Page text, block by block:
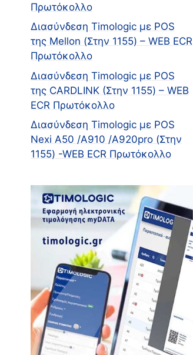
Πρωτόκολλο
Διασύνδεση Timologic με POS
της Mellon (Στην 1155) – WEB ECR
Πρωτόκολλο
Διασύνδεση Timologic με POS
της CARDLINK (Στην 1155) – WEB
ECR Πρωτόκολλο
Διασύνδεση Timologic με POS
Nexi A50 /A910 /Α920pro (Στην
1155) -WEB ECR Πρωτόκολλο